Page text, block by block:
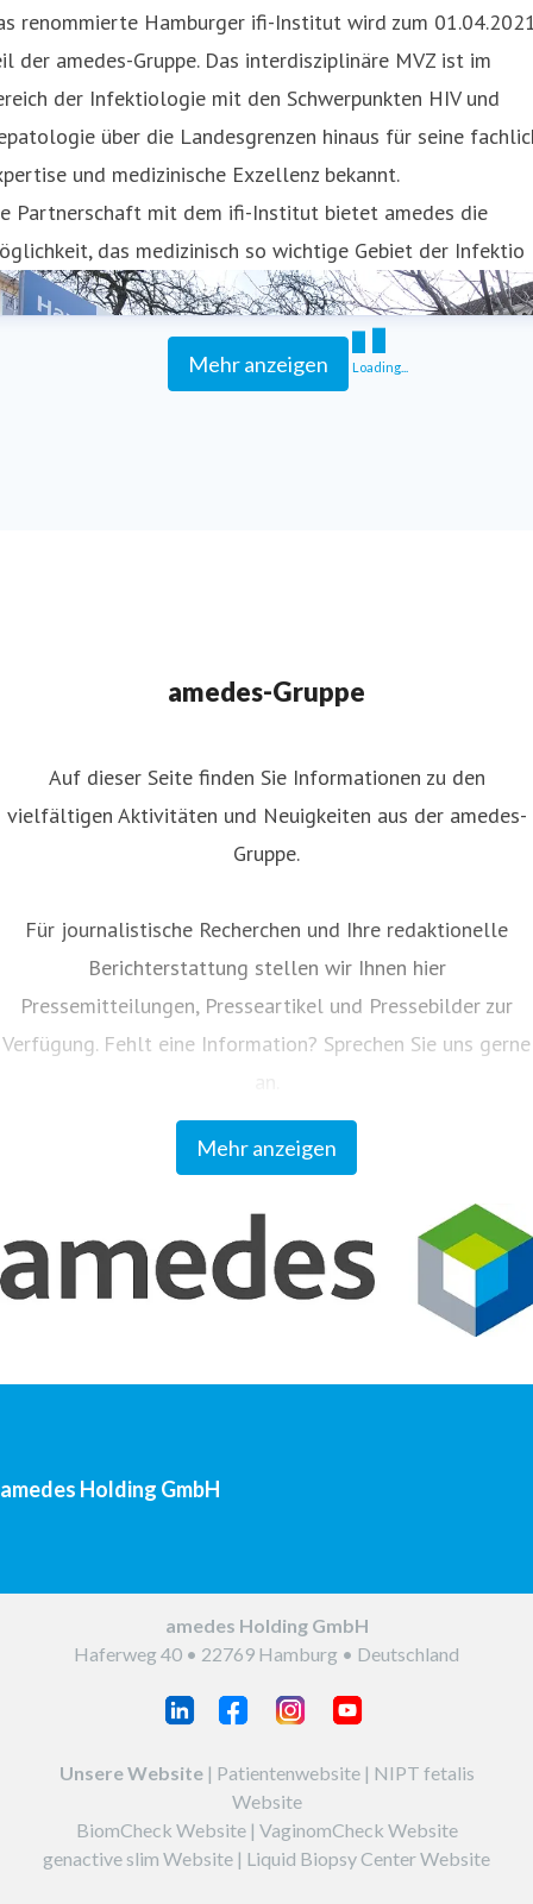
renommierte Hamburger ifi-Institut wird zum
der amedes-Gruppe. Das interdisziplinäre MVZ ist im
der Infektiologie mit den Schwerpunkten HIV und
über die Landesgrenzen hinaus für seine
und medizinische Exzellenz bekannt.
Partnerschaft mit dem ifi-Institut bietet amedes die
das medizinisch so wichtige Gebiet der Infektio
Mehr anzeigen Loading...
amedes-Gruppe
Mehr anzeigen
Auf dieser Seite finden Sie Informationen zu den
vielfältigen Aktivitäten und Neuigkeiten aus der amedes-
Gruppe.
Für journalistische Recherchen und Ihre redaktionelle
Berichterstattung stellen wir Ihnen hier
Pressemitteilungen, Presseartikel und Pressebilder zur
Verfügung. Fehlt eine Information? Sprechen Sie uns gerne
Unser Kundenmagazin "amedes update" informiert
aus dem Unternehmen. Sie können das Magazin auf
www.amedes-group.com abonnieren.
amedes Holding GmbH